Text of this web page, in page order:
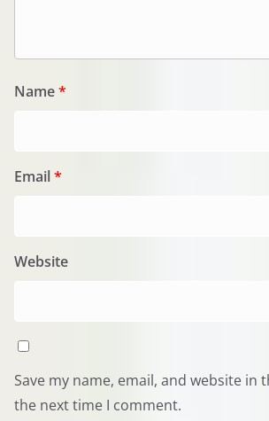
Name*
Email*
Website
Save my name, email, and website in
the next time I comment.